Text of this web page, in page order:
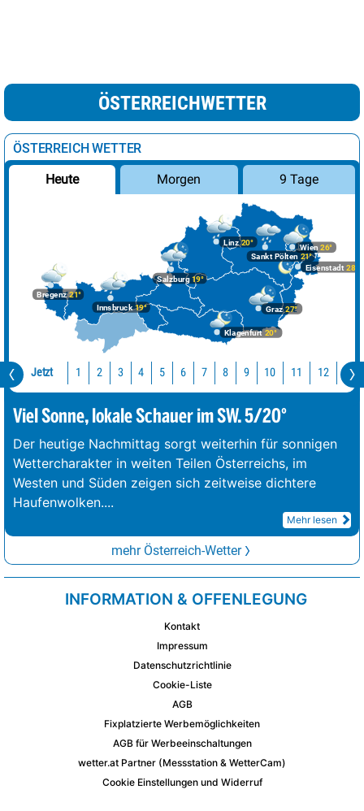
ÖSTERREICHWETTER
ÖSTERREICH WETTER
Heute Morgen 9 Tage
Bregenz21°
Graz27°
Innsbruck19°
Klagenfurt 20°
Linz20°
Salzburg19°
Wien 26°
Eisenstadt 28°
Sankt Pölten 21°
Jetzt 1 2 3 4 5 6 7 8 9 10 11 12 13
Viel Sonne, lokale Schauer im SW. 5/20°
Der heutige Nachmittag sorgt weiterhin für sonnigen
Wettercharakter in weiten Teilen Österreichs, im
Westen und Süden zeigen sich zeitweise dichtere
Haufenwolken....
Mehr lesen
mehr Österreich-Wetter
INFORMATION & OFFENLEGUNG
Kontakt
Impressum
Datenschutzrichtlinie
Cookie-Liste
AGB
Fixplatzierte Werbemöglichkeiten
AGB für Werbeeinschaltungen
wetter.at Partner (Messstation & WetterCam)
Cookie Einstellungen und Widerruf